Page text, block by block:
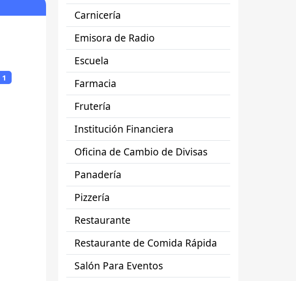
1
Carnicería
Emisora de Radio
Escuela
Farmacia
Frutería
Institución Financiera
Oficina de Cambio de Divisas
Panadería
Pizzería
Restaurante
Restaurante de Comida Rápida
Salón Para Eventos